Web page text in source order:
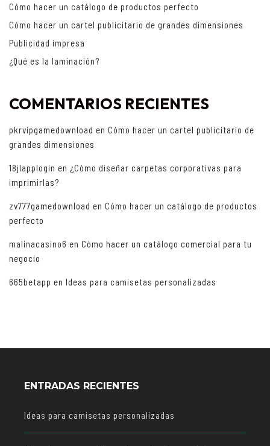
Cómo hacer un catálogo de productos perfecto
Cómo hacer un cartel publicitario de grandes dimensiones
Publicidad impresa
¿Qué es la laminación?
COMENTARIOS RECIENTES
pkrvipgamedownload en Cómo hacer un cartel publicitario de
grandes dimensiones
18jlapplogin en ¿Cómo diseñar carpetas corporativas para
imprimirlas?
zv777gamedownload en Cómo hacer un catálogo de productos
perfecto
malinacasino6 en Cómo hacer un catálogo comercial para tu
negocio
665betapp en Ideas para camisetas personalizadas
ENTRADAS RECIENTES
Ideas para camisetas personalizadas